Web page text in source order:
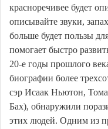
красноречивее будет
описывайте звуки,
больше будет пользы
помогает быстро
20-е годы прошлого
биографии более
сэр Исаак Ньютон,
Бах), обнаружили
этих людей. Одним из